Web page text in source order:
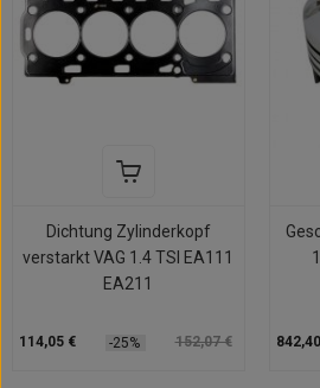
Dichtung Zylinderkopf
verstarkt VAG 1.4 TSI EA111
EA211
114,05 € -25% 152,07 €